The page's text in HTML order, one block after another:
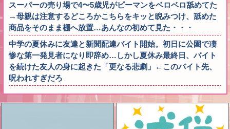
スーパーの売り場で4〜5歳児がピーマンをベロベロ舐めてた
→母親は注意するどころかこちらをキッと睨みつけ、舐めた
商品をそのまま棚へ放置…あんなの初めて見た・・・
中学の夏休みに友達と新聞配達バイト開始。初日に公園で凄
惨な第一発見者になり即辞め…しかし夏休み最終日、バイト
を続けた友人の身に起きた「更なる悲劇」←このバイト先、
呪われすぎだろ